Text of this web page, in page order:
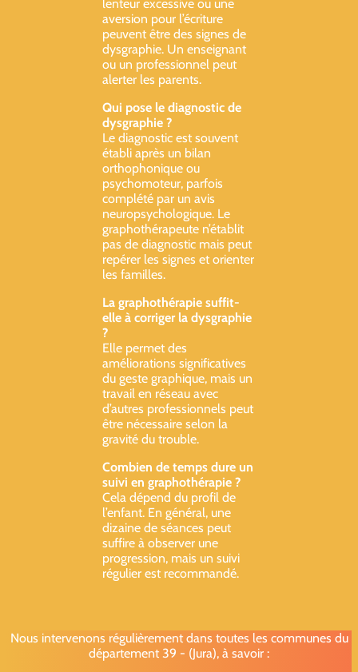
lenteur excessive ou une
aversion pour l’écriture
peuvent être des signes de
dysgraphie. Un enseignant
ou un professionnel peut
alerter les parents.
Qui pose le diagnostic de
dysgraphie ?
Le diagnostic est souvent
établi après un bilan
orthophonique ou
psychomoteur, parfois
complété par un avis
neuropsychologique. Le
graphothérapeute n’établit
pas de diagnostic mais peut
repérer les signes et orienter
les familles.
La graphothérapie suffit-
elle à corriger la dysgraphie
?
Elle permet des
améliorations significatives
du geste graphique, mais un
travail en réseau avec
d’autres professionnels peut
être nécessaire selon la
gravité du trouble.
Combien de temps dure un
suivi en graphothérapie ?
Cela dépend du profil de
l’enfant. En général, une
dizaine de séances peut
suffire à observer une
progression, mais un suivi
régulier est recommandé.
Nous intervenons régulièrement dans toutes les communes du
département 39 - (Jura), à savoir :